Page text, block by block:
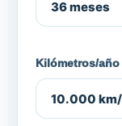
Kilómetros/